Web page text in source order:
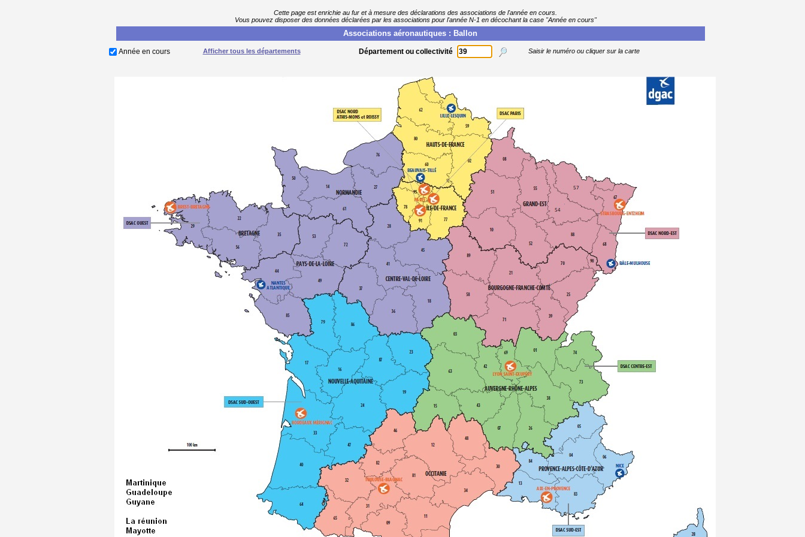
Cette page est enrichie au fur et à mesure des déclarations des associations de l'année en cours.
Vous pouvez disposer des données déclarées par les associations pour l'année N-1 en décochant la case "Année en cours"
Associations aéronautiques : Ballon
Année en cours Afficher tous les départements Département ou collectivité Saisir le numéro ou cliquer sur la carte